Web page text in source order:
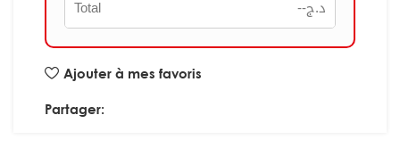
Total --د.ج
Ajouter à mes favoris
Partager: